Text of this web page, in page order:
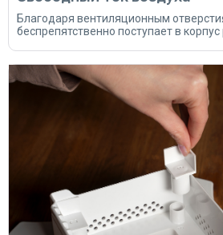
Благодаря вентиляционным
беспрепятственно поступает в корпус